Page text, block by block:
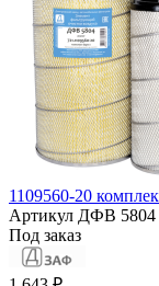
1109560-20
Артикул ДФВ 5804
Под заказ